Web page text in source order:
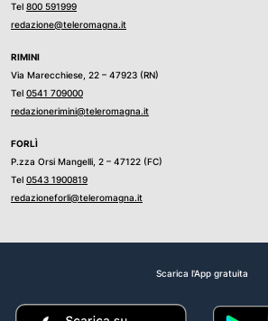
Tel 800 591999
redazione@teleromagna.it
RIMINI
Via Marecchiese, 22 – 47923 (RN)
Tel 0541 709000
redazionerimini@teleromagna.it
FORLÌ
P.zza Orsi Mangelli, 2 – 47122 (FC)
Tel 0543 1900819
redazioneforli@teleromagna.it
Scarica l'App gratuita